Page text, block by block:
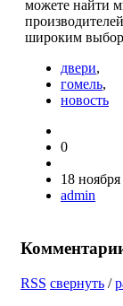
можете найти
широким
двери,
гомель,
новость
0
18
admin
RSS свернуть /